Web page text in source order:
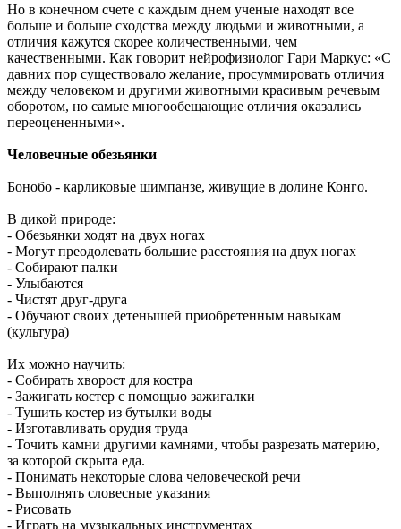
Но в конечном счете с каждым днем ученые находят все
больше и больше сходства между людьми и животными, а
отличия кажутся скорее количественными, чем
качественными. Как говорит нейрофизиолог Гари Маркус: «С
давних пор существовало желание, просуммировать отличия
между человеком и другими животными красивым речевым
оборотом, но самые многообещающие отличия оказались
переоцененными».
Человечные обезьянки
Бонобо - карликовые шимпанзе, живущие в долине Конго.
В дикой природе:
- Обезьянки ходят на двух ногах
- Могут преодолевать большие расстояния на двух ногах
- Собирают палки
- Улыбаются
- Чистят друг-друга
- Обучают своих детенышей приобретенным навыкам
(культура)
Их можно научить:
- Собирать хворост для костра
- Зажигать костер с помощью зажигалки
- Тушить костер из бутылки воды
- Изготавливать орудия труда
- Точить камни другими камнями, чтобы разрезать материю,
за которой скрыта еда.
- Понимать некоторые слова человеческой речи
- Выполнять словесные указания
- Рисовать
- Играть на музыкальных инструментах